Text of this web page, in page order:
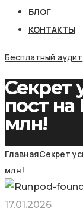
БЛОГ
КОНТАКТЫ
Бесплатный аудит
Секрет
пост на
млн!
ГлавнаяСекрет
млн!
17.01.2026